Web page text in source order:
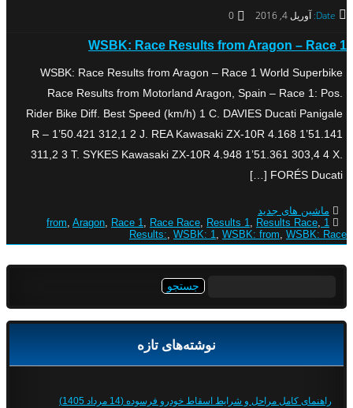
Date: آوریل 4, 2016 0
WSBK: Race Results from Aragon – Race 1
WSBK: Race Results from Aragon – Race 1 World Superbike
Race Results from Motorland Aragon, Spain – Race 1: Pos.
Rider Bike Diff. Best Speed (km/h) 1 C. DAVIES Ducati Panigale
R – 1’50.421 312,1 2 J. REA Kawasaki ZX-10R 4.168 1’51.141
311,2 3 T. SYKES Kawasaki ZX-10R 4.948 1’51.361 303,4 4 X.
FORÉS Ducati […]
ماشین های جدید
1 from
, Aragon, Race 1, Race Race, Results 1, Results Race,
Results:, WSBK: 1, WSBK: from, WSBK: Race
نوشته‌های تازه
راهنمای کامل مراحل و شرایط اسقاط خودرو فرسوده (14 مرداد 1405)